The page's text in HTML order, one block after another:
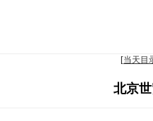
[当天目
北京